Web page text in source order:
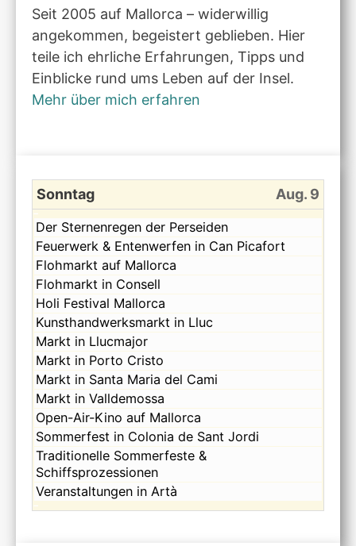
Seit 2005 auf Mallorca – widerwillig
angekommen, begeistert geblieben. Hier
teile ich ehrliche Erfahrungen, Tipps und
Einblicke rund ums Leben auf der Insel.
Mehr über mich erfahren
Sonntag Aug. 9
Sonntag,
August
9th
2026
Der Sternenregen der Perseiden
Sonntag,
August
9th
2026
Feuerwerk & Entenwerfen in Can Picafort
Sonntag,
August
9th
2026
Flohmarkt auf Mallorca
Sonntag,
August
9th
2026
Flohmarkt in Consell
Sonntag,
August
9th
2026
Holi Festival Mallorca
Sonntag,
August
9th
2026
Kunsthandwerksmarkt in Lluc
Sonntag,
August
9th
2026
Markt in Llucmajor
Sonntag,
August
9th
2026
Markt in Porto Cristo
Sonntag,
August
9th
2026
Markt in Santa Maria del Cami
Sonntag,
August
9th
2026
Markt in Valldemossa
Sonntag,
August
9th
2026
Open-Air-Kino auf Mallorca
Sonntag,
August
9th
2026
Sommerfest in Colonia de Sant Jordi
Sonntag,
August
9th
2026
Traditionelle Sommerfeste &
Schiffsprozessionen
Sonntag,
August
Veranstaltungen in Artà